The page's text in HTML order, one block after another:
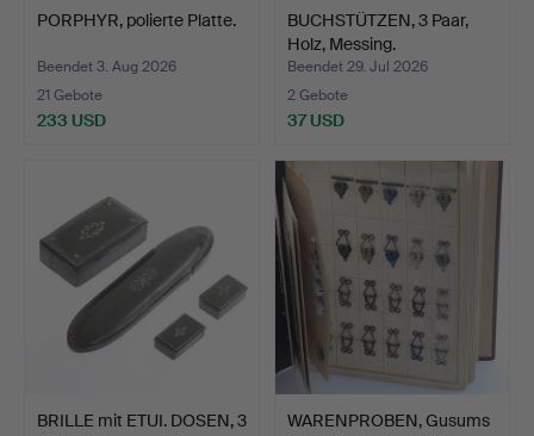
PORPHYR, polierte Platte.
Beendet 3. Aug 2026
21 Gebote
233 USD
BUCHSTÜTZEN, 3 Paar,
Holz, Messing.
Beendet 29. Jul 2026
2 Gebote
37 USD
BRILLE mit ETUI. DOSEN, 3
WARENPROBEN, Gusums